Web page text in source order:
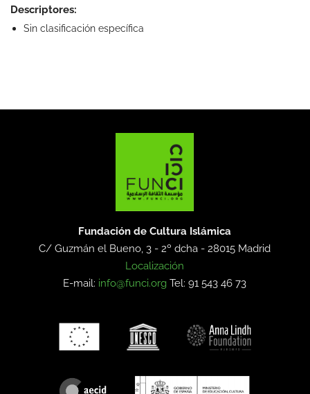
Descriptores:
Sin clasificación específica
Fundación de Cultura Islámica
C/ Guzmán el Bueno, 3 - 2º dcha -28015 Madrid
Localización
E-mail: info@funci.org Tel: 91 543 46 73